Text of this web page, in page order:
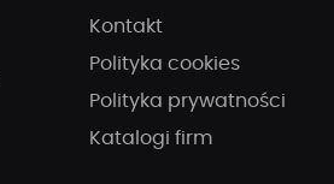
Kontakt
Polityka cookies
Polityka prywatności
Katalogi firm